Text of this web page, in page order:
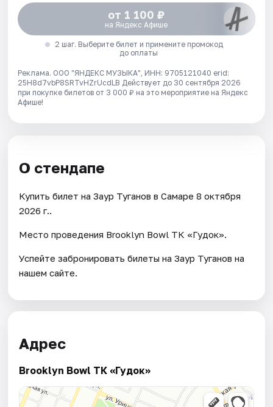
от 1 100 ₽
на Яндекс Афише
2 шаг. Выберите билет и примените промокод
до оплаты
Реклама. ООО "ЯНДЕКС МУЗЫКА", ИНН: 9705121040 erid:
25H8d7vbP8SRTvHZrUcdLB Действует до 30 сентября 2026
при покупке билетов от 3 000 ₽ на это мероприятие на Яндекс
Афише!
О стендапе
Купить билет на Заур Туганов в Самаре 8 октября
2026 г..
Место проведения Brooklyn Bowl ТК «Гудок».
Успейте забронировать билеты на Заур Туганов на
нашем сайте.
Адрес
Brooklyn Bowl ТК «Гудок»